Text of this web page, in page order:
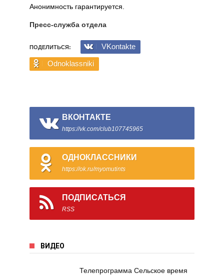
Анонимность гарантируется.
Пресс-служба отдела
ПОДЕЛИТЬСЯ:
VKontakte
Odnoklassniki
ВКОНТАКТЕ
https://vk.com/club107745965
ОДНОКЛАССНИКИ
https://ok.ru/myomutints
ПОДПИСАТЬСЯ
RSS
ВИДЕО
Телепрограмма Сельское время